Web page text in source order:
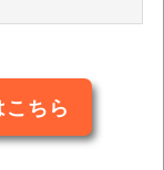
ちら